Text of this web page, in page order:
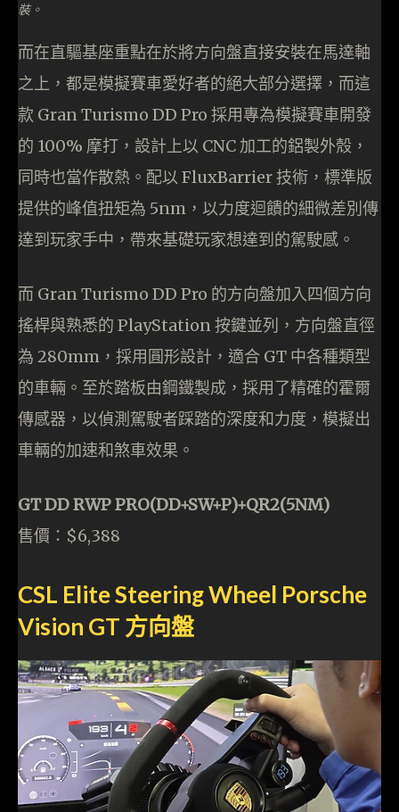
裝。
而在直驅基座重點在於將方向盤直接安裝在馬達軸
之上，都是模擬賽車愛好者的絕大部分選擇，而這
款 Gran Turismo DD Pro 採用專為模擬賽車開發
的 100% 摩打，設計上以 CNC 加工的鋁製外殼，
同時也當作散熱。配以 FluxBarrier 技術，標準版
提供的峰值扭矩為 5nm，以力度迴饋的細微差別傳
達到玩家手中，帶來基礎玩家想達到的駕駛感。
而 Gran Turismo DD Pro 的方向盤加入四個方向
搖桿與熟悉的 PlayStation 按鍵並列，方向盤直徑
為 280mm，採用圓形設計，適合 GT 中各種類型
的車輛。至於踏板由鋼鐵製成，採用了精確的霍爾
傳感器，以偵測駕駛者踩踏的深度和力度，模擬出
車輛的加速和煞車效果。
GT DD RWP PRO(DD+SW+P)+QR2(5NM)
售價：$6,388
CSL Elite Steering Wheel Porsche
Vision GT 方向盤